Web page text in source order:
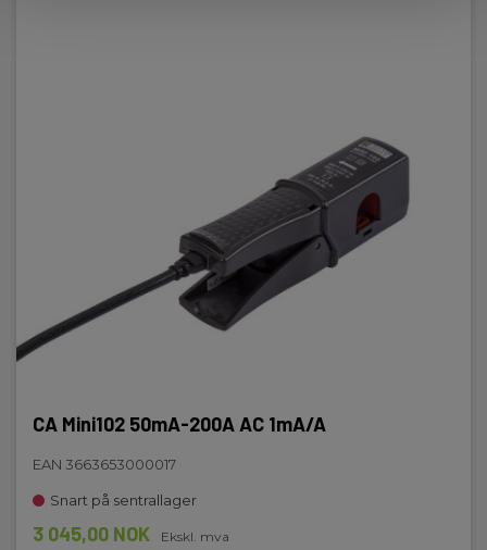
CA Mini102 50mA-200A AC 1mA/A
EAN 3663653000017
Snart på sentrallager
3 045,00 NOK Ekskl. mva